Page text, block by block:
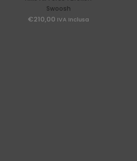
Swoosh
€210,00 IVA Inclusa